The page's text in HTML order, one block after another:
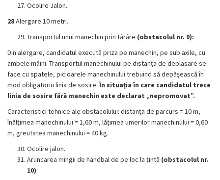
Ocolire Jalon.
28Alergare 10 metri.
Transportul unui manechin prin târâre (obstacolul nr. 9):
Din alergare, candidatul execută priza pe manechin, pe sub axile, cu
ambele mâini. Transportul manechinului pe distanţa de deplasare se
face cu spatele, picioarele manechinului trebuind să depăşească în
mod obligatoriu linia de sosire. În situaţia în care candidatul trece
linia de sosire fără manechin este declarat „nepromovat”.
Caracteristici tehnice ale obstacolului: distanţa de parcurs = 10 m,
înălţimea manechinului = 1,60 m, lăţimea umerilor manechinului = 0,60
m, greutatea manechinului = 40 kg.
Ocolire jalon.
Aruncarea mingii de handbal de pe loc la ţintă (obstacolul nr.
10):